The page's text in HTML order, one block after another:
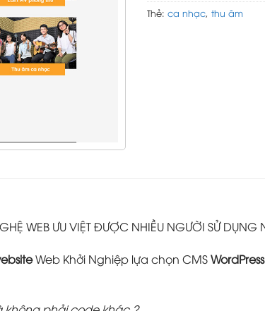
Thẻ: ca nhạc, thu âm
WEB ƯU VIỆT ĐƯỢC NHIỀU NGƯỜI SỬ DỤNG
Web Khởi Nghiệp lựa chọn CMSWordPress